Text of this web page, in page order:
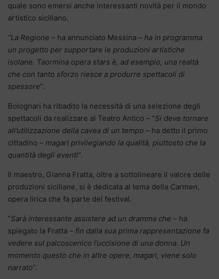
quale sono emersi anche interessanti novità per il mondo
artistico siciliano.
“La Regione – ha annunciato Messina – ha in programma
un progetto per supportare le produzioni artistiche
isolane. Taormina opera stars è, ad esempio, una realtà
che con tanto sforzo riesce a produrre spettacoli di
spessore“.
Bolognari ha ribadito la necessità di una selezione degli
spettacoli da realizzare al Teatro Antico – “Si deve tornare
all’utilizzazione della cavea di un tempo – ha detto il primo
cittadino – magari privilegiando la qualità, piuttosto che la
quantità degli eventi“.
Il maestro, Gianna Fratta, oltre a sottolineare il valore delle
produzioni siciliane, si è dedicata al tema della Carmen,
opera lirica che fa parte del festival.
“Sarà interessante assistere ad un dramma che – ha
spiegato la Fratta – fin dalla sua prima rappresentazione fa
vedere sul palcoscenico l’uccisione di una donna. Un
momento questo che in altre opere, magari, viene solo
narrato“.